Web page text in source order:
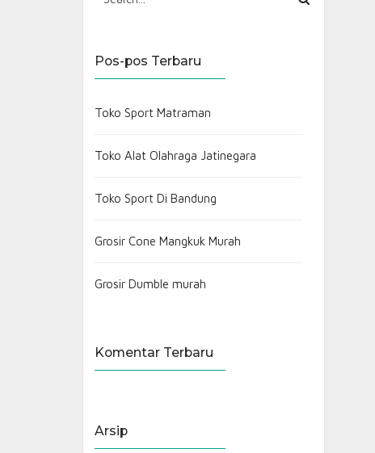
Pos-pos Terbaru
Toko Sport Matraman
Toko Alat Olahraga Jatinegara
Toko Sport Di Bandung
Grosir Cone Mangkuk Murah
Grosir Dumble murah
Komentar Terbaru
Arsip